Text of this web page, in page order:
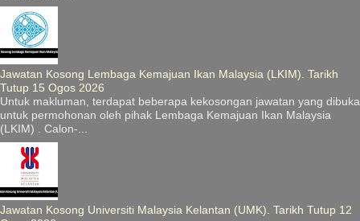
Jawatan Kosong Lembaga Kemajuan Ikan Malaysia (LKIM). Tarikh
Tutup 15 Ogos 2026
Untuk makluman, terdapat beberapa kekosongan jawatan yang dibuka
untuk permohonan oleh pihak Lembaga Kemajuan Ikan Malaysia
(LKIM) . Calon-...
Jawatan Kosong Universiti Malaysia Kelantan (UMK). Tarikh Tutup 12